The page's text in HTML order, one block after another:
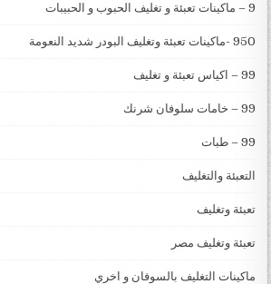
9 – ماكينات تعبئة و تغليف الحبوب و الحبيبات
950 -ماكينات تعبئة وتغليف البودر شديد النعومة
99 – اكياس تعبئة و تغليف
99 – خامات سلوفان شرنك
99 – طبات
التعبئة والتغليف
تعبئة وتغليف
تعبئة وتغليف مصر
ماكينات التغليف بالسوفان و اخري